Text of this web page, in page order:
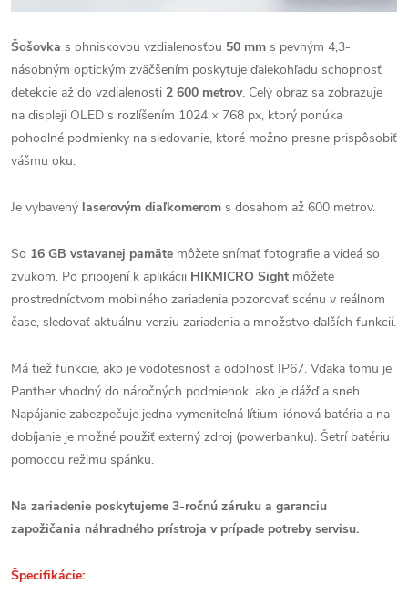
Šošovka s ohniskovou vzdialenosťou 50 mm s pevným 4,3-
násobným optickým zväčšením poskytuje ďalekohľadu schopnosť
detekcie až do vzdialenosti 2 600 metrov. Celý obraz sa zobrazuje
na displeji OLED s rozlíšením 1024 × 768 px, ktorý ponúka
pohodlné podmienky na sledovanie, ktoré možno presne prispôsobiť
vášmu oku.
Je vybavený laserovým diaľkomerom s dosahom až 600 metrov.
So 16 GB vstavanej pamäte môžete snímať fotografie a videá so
zvukom. Po pripojení k aplikácii HIKMICRO Sight môžete
prostredníctvom mobilného zariadenia pozorovať scénu v reálnom
čase, sledovať aktuálnu verziu zariadenia a množstvo ďalších funkcií.
Má tiež funkcie, ako je vodotesnosť a odolnosť IP67. Vďaka tomu je
Panther vhodný do náročných podmienok, ako je dážď a sneh.
Napájanie zabezpečuje jedna vymeniteľná lítium-iónová batéria a na
dobíjanie je možné použiť externý zdroj (powerbanku). Šetrí batériu
pomocou režimu spánku.
Na zariadenie poskytujeme 3-ročnú záruku a garanciu
zapožičania náhradného prístroja v prípade potreby servisu.
Špecifikácie: